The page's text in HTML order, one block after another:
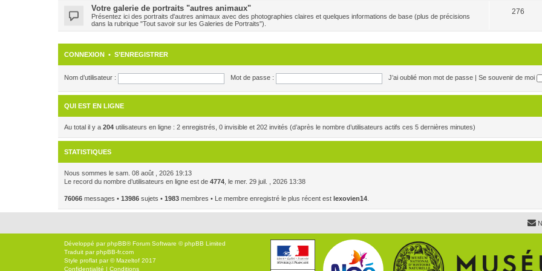
Votre galerie de portraits "autres animaux"
Présentez ici des portraits d'autres animaux avec des photographies claires et quelques informations de base (plus de précisions
dans la rubrique "Tout savoir sur les Galeries de Portraits").
276
CONNEXION • S’ENREGISTRER
Nom d’utilisateur : Mot de passe : J’ai oublié mon mot de passe Se souvenir de moi
QUI EST EN LIGNE
Au total il y a 204 utilisateurs en ligne : 2 enregistrés, 0 invisible et 202 invités (d’après le nombre d’utilisateurs actifs ces 5 dernières minutes)
STATISTIQUES
Nous sommes le sam. 08 août , 2026 19:13
Le record du nombre d’utilisateurs en ligne est de 4774 , le mer. 29 juil. , 2026 13:38
76066 messages • 13986 sujets • 1983 membres • Le membre enregistré le plus récent est lexovien14
Développé parphpBB® Forum Software © phpBB Limited
Traduit parphpBB-fr.com
Style proflat par ©Mazeltof 2017
Confidentialité | Conditions